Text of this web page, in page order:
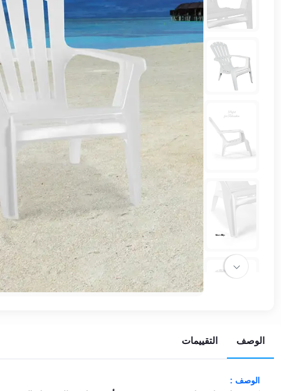
أثاث
كافيهات
ومطاعم
وفنادق
مرورية
خزانات
أثاث
الحيوانات
نظافة
اشترك
الوصف التقييمات
الوصف :